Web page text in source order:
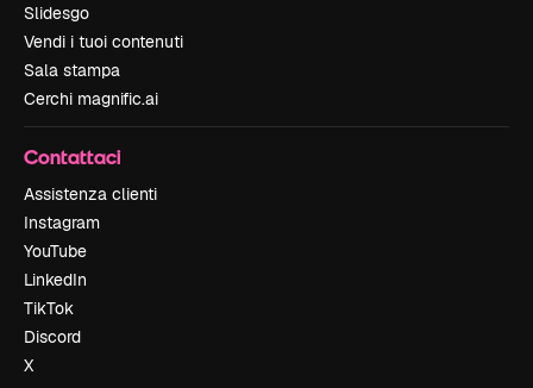
Slidesgo
Vendi i tuoi contenuti
Sala stampa
Cerchi magnific.ai
Contattaci
Assistenza clienti
Instagram
YouTube
LinkedIn
TikTok
Discord
X